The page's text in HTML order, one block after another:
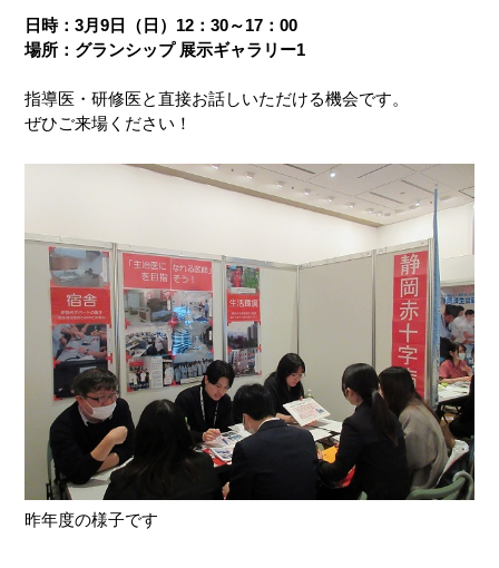
日時：3月9日（日）12：30～17：00
場所：グランシップ 展示ギャラリー1
指導医・研修医と直接お話しいただける機会です。
ぜひご来場ください！
昨年度の様子です